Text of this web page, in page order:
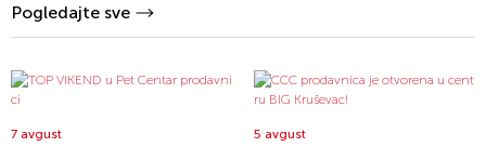
Pogledajte sve
7 avgust 5 avgust